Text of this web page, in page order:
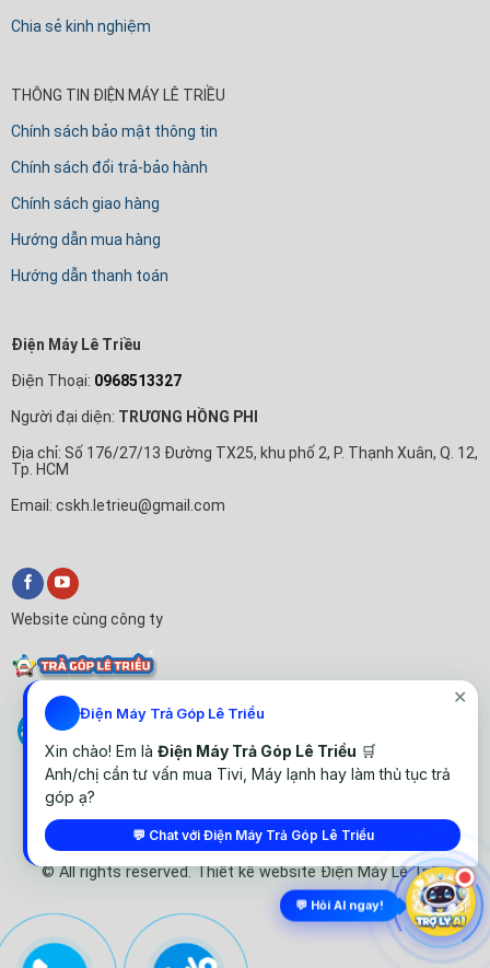
Chia sẻ kinh nghiệm
THÔNG TIN ĐIỆN MÁY LÊ TRIỀU
Chính sách bảo mật thông tin
Chính sách đổi trả-bảo hành
Chính sách giao hàng
Hướng dẫn mua hàng
Hướng dẫn thanh toán
Điện Máy Lê Triều
Điện Thoại: 0968513327
Người đại diện: TRƯƠNG HỒNG PHI
Địa chỉ: Số 176/27/13 Đường TX25, khu phố 2, P. Thạnh Xuân, Q. 12,
Tp. HCM
Email: cskh.letrieu@gmail.com
Website cùng công ty
© All rights reserved. Thiết kế website Điện Máy Lê Triều
✕
Điện Máy Trả Góp Lê Triều
Xin chào! Em là Điện Máy Trả Góp Lê Triều 🛒
Anh/chị cần tư vấn mua Tivi, Máy lạnh hay làm thủ tục trả
góp ạ?
💬 Chat với Điện Máy Trả Góp Lê Triều
💬 Hỏi AI ngay!